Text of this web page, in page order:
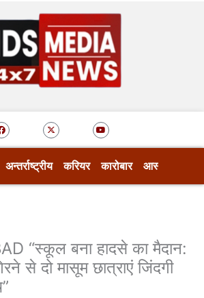
F
a
c
e
X
-
t
w
t
t
r
Y
o
u
t
b
e
अन्तर्राष्ट्रीय करियर कारोबार आस्था
“स्कूल बना हादसे का मैदान:
से दो मासूम छात्राएं जिंदगी